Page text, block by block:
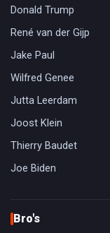
Donald Trump
René van der Gijp
Jake Paul
Wilfred Genee
Jutta Leerdam
Joost Klein
Thierry Baudet
Joe Biden
Bro's